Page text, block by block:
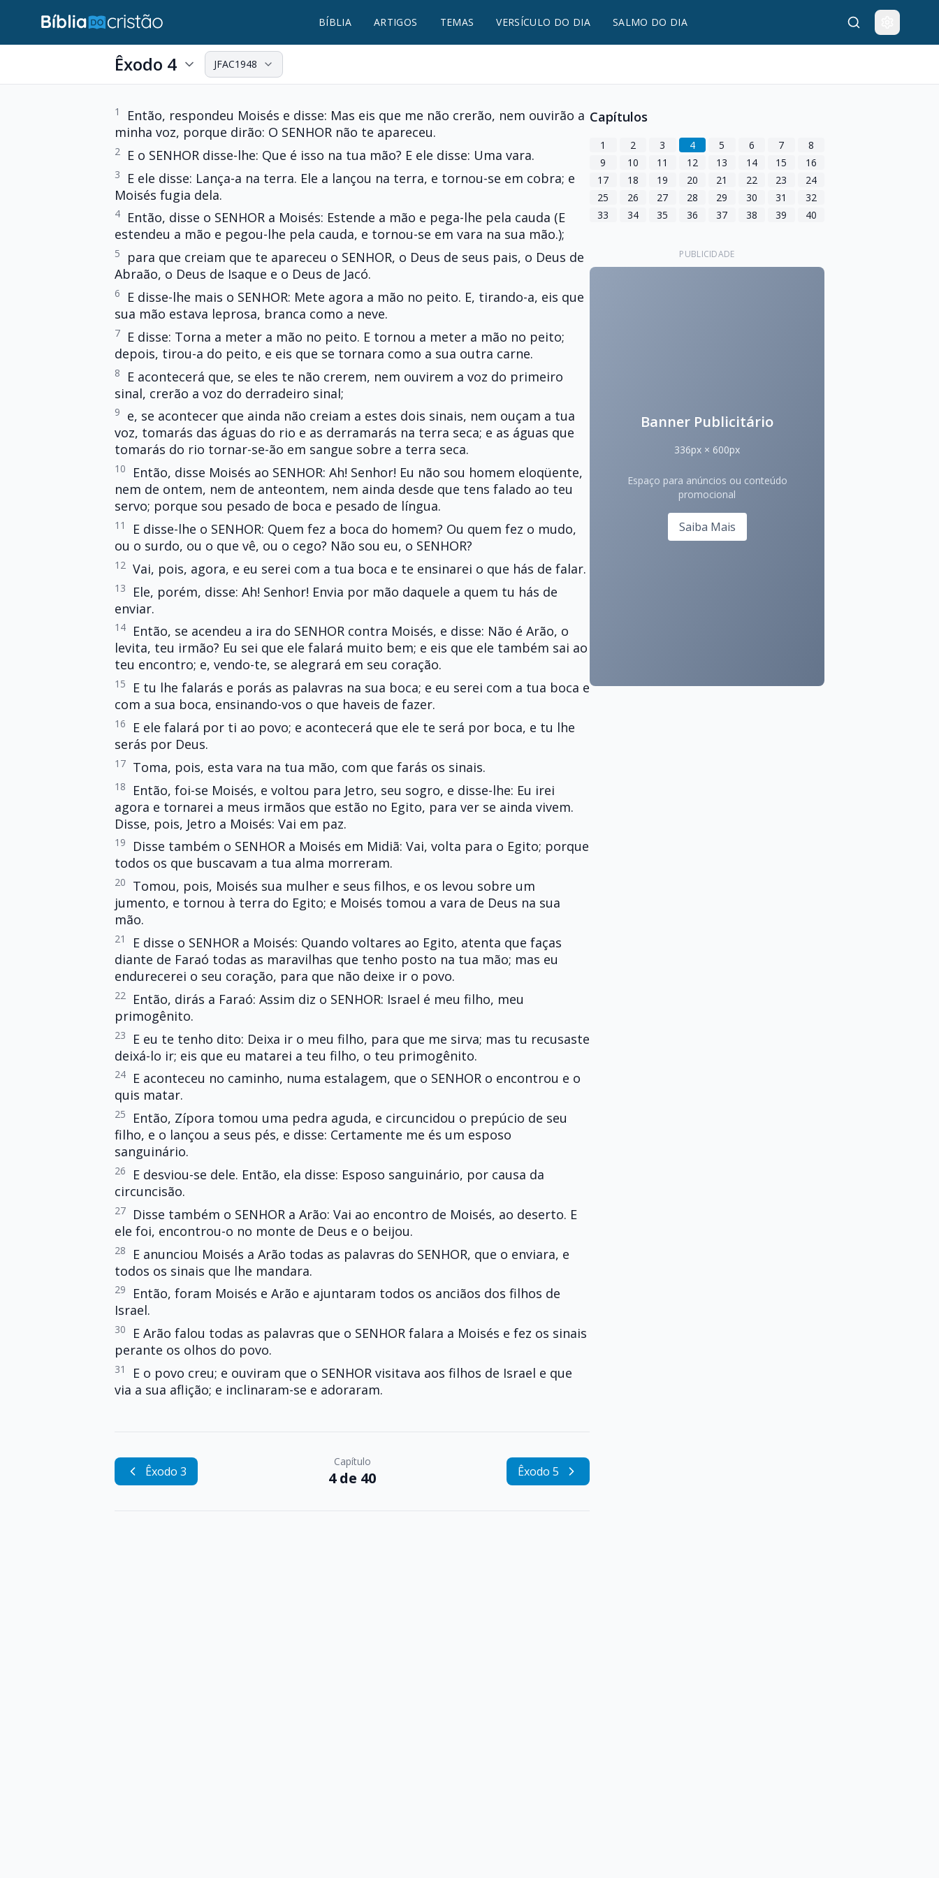
BÍBLIA ARTIGOS TEMAS VERSÍCULO DO DIA SALMO DO DIA
Êxodo 4 JFAC1948
1
Então, respondeu Moisés e disse: Mas eis que me não crerão, nem ouvirão a
minha voz, porque dirão: O SENHOR não te apareceu.
2 E o SENHOR disse-lhe: Que é isso na tua mão? E ele disse: Uma vara.
3
E ele disse: Lança-a na terra. Ele a lançou na terra, e tornou-se em cobra; e
Moisés fugia dela.
4
Então, disse o SENHOR a Moisés: Estende a mão e pega-lhe pela cauda (E
estendeu a mão e pegou-lhe pela cauda, e tornou-se em vara na sua mão.);
5
para que creiam que te apareceu o SENHOR, o Deus de seus pais, o Deus de
Abraão, o Deus de Isaque e o Deus de Jacó.
6
E disse-lhe mais o SENHOR: Mete agora a mão no peito. E, tirando-a, eis que
sua mão estava leprosa, branca como a neve.
7
E disse: Torna a meter a mão no peito. E tornou a meter a mão no peito;
depois, tirou-a do peito, e eis que se tornara como a sua outra carne.
8
E acontecerá que, se eles te não crerem, nem ouvirem a voz do primeiro
sinal, crerão a voz do derradeiro sinal;
9
e, se acontecer que ainda não creiam a estes dois sinais, nem ouçam a tua
voz, tomarás das águas do rio e as derramarás na terra seca; e as águas que
tomarás do rio tornar-se-ão em sangue sobre a terra seca.
10
Então, disse Moisés ao SENHOR: Ah! Senhor! Eu não sou homem eloqüente,
nem de ontem, nem de anteontem, nem ainda desde que tens falado ao teu
servo; porque sou pesado de boca e pesado de língua.
11
E disse-lhe o SENHOR: Quem fez a boca do homem? Ou quem fez o mudo,
ou o surdo, ou o que vê, ou o cego? Não sou eu, o SENHOR?
12 Vai, pois, agora, e eu serei com a tua boca e te ensinarei o que hás de falar.
13
Ele, porém, disse: Ah! Senhor! Envia por mão daquele a quem tu hás de
enviar.
14
Então, se acendeu a ira do SENHOR contra Moisés, e disse: Não é Arão, o
levita, teu irmão? Eu sei que ele falará muito bem; e eis que ele também sai ao
teu encontro; e, vendo-te, se alegrará em seu coração.
15
E tu lhe falarás e porás as palavras na sua boca; e eu serei com a tua boca e
com a sua boca, ensinando-vos o que haveis de fazer.
16
E ele falará por ti ao povo; e acontecerá que ele te será por boca, e tu lhe
serás por Deus.
17 Toma, pois, esta vara na tua mão, com que farás os sinais.
18
Então, foi-se Moisés, e voltou para Jetro, seu sogro, e disse-lhe: Eu irei
agora e tornarei a meus irmãos que estão no Egito, para ver se ainda vivem.
Disse, pois, Jetro a Moisés: Vai em paz.
19
Disse também o SENHOR a Moisés em Midiã: Vai, volta para o Egito; porque
todos os que buscavam a tua alma morreram.
20
Tomou, pois, Moisés sua mulher e seus filhos, e os levou sobre um
jumento, e tornou à terra do Egito; e Moisés tomou a vara de Deus na sua
mão.
21
E disse o SENHOR a Moisés: Quando voltares ao Egito, atenta que faças
diante de Faraó todas as maravilhas que tenho posto na tua mão; mas eu
endurecerei o seu coração, para que não deixe ir o povo.
22
Então, dirás a Faraó: Assim diz o SENHOR: Israel é meu filho, meu
primogênito.
23
E eu te tenho dito: Deixa ir o meu filho, para que me sirva; mas tu recusaste
deixá-lo ir; eis que eu matarei a teu filho, o teu primogênito.
24
E aconteceu no caminho, numa estalagem, que o SENHOR o encontrou e o
quis matar.
25
Então, Zípora tomou uma pedra aguda, e circuncidou o prepúcio de seu
filho, e o lançou a seus pés, e disse: Certamente me és um esposo
sanguinário.
26
E desviou-se dele. Então, ela disse: Esposo sanguinário, por causa da
circuncisão.
27
Disse também o SENHOR a Arão: Vai ao encontro de Moisés, ao deserto. E
ele foi, encontrou-o no monte de Deus e o beijou.
28
E anunciou Moisés a Arão todas as palavras do SENHOR, que o enviara, e
todos os sinais que lhe mandara.
29
Então, foram Moisés e Arão e ajuntaram todos os anciãos dos filhos de
Israel.
30
E Arão falou todas as palavras que o SENHOR falara a Moisés e fez os sinais
perante os olhos do povo.
31
E o povo creu; e ouviram que o SENHOR visitava aos filhos de Israel e que
via a sua aflição; e inclinaram-se e adoraram.
Êxodo 3
Capítulo
4 de 40 Êxodo 5
Capítulos
1 2 3 4 5 6 7
8
9
10 11 12 13 14 15
16
17
18 19 20 21 22 23
24
25
26 27 28 29 30 31
32
33
34 35 36 37 38 39 40
PUBLICIDADE
Banner Publicitário
336px × 600px
Espaço para anúncios ou conteúdo
promocional
Saiba Mais